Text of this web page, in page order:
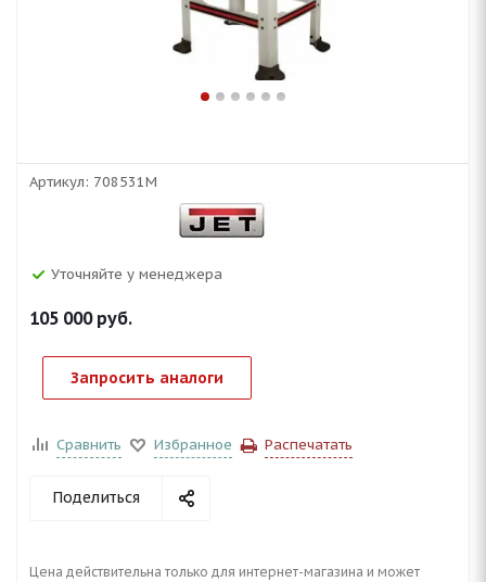
Артикул: 708531M
Уточняйте у менеджера
105 000руб.
Запросить аналоги
Сравнить Избранное Распечатать
Поделиться
Цена действительна только для интернет-магазина и может